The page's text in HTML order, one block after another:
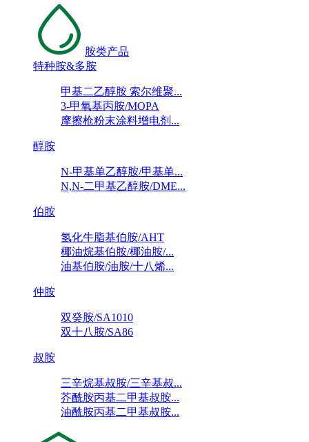
胺类产品
特种胺&多胺
甲基二乙醇胺 索尔维聚...
3-甲氧基丙胺/MOPA
摩擦枪粉末涂料增电剂...
醇胺
N-甲基单乙醇胺/甲基单...
N,N-二甲基乙醇胺/DME...
伯胺
氢化牛脂基伯胺/AHT
椰油烷基伯胺/椰油胺/...
油基伯胺/油胺/十八烯...
仲胺
双癸胺/SA1010
双十八胺/SA86
叔胺
三辛烷基叔胺/三辛基叔...
芥酰胺丙基二甲基叔胺...
油酰胺丙基二甲基叔胺...